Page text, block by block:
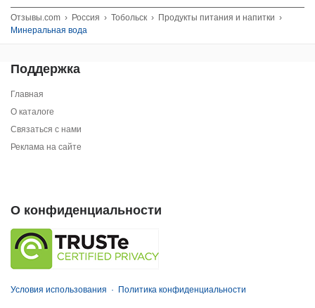
Отзывы.com › Россия › Тобольск › Продукты питания и напитки ›
Минеральная вода
Поддержка
Главная
О каталоге
Связаться с нами
Реклама на сайте
О конфиденциальности
Условия использования · Политика конфиденциальности